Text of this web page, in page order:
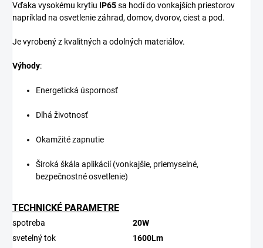
Vďaka vysokému krytiu IP65sa hodí do vonkajších priestorov
napríklad na osvetlenie záhrad, domov, dvorov, ciest a pod.
Je vyrobený z kvalitných a odolných materiálov.
Výhody:
Energetická úspornosť
Dlhá životnosť
Okamžité zapnutie
Široká škála aplikácií (vonkajšie, priemyselné,
bezpečnostné osvetlenie)
TECHNICKÉ PARAMETRE
spotreba
20W
svetelný tok
1600Lm